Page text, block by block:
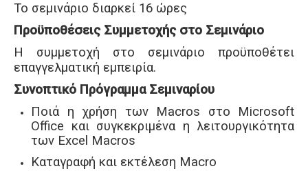
Το σεμινάριο διαρκεί 16 ώρες
Προϋποθέσεις Συμμετοχής στο Σεμινάριο
Η συμμετοχή στο σεμινάριο προϋποθέτει
επαγγελματική εμπειρία.
Συνοπτικό Πρόγραμμα Σεμιναρίου
Ποιά η χρήση των Macros στο Microsoft
Office και συγκεκριμένα η λειτουργικότητα
των Excel Macros
Καταγραφή και εκτέλεση Macro